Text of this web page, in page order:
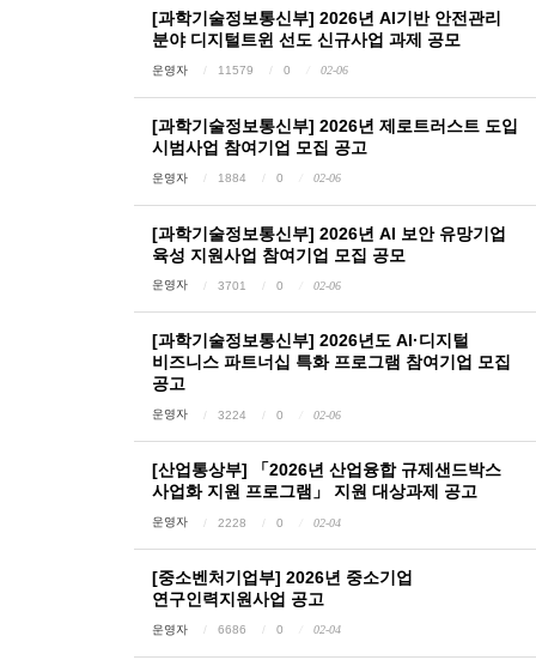
[과학기술정보통신부] 2026년 AI기반 안전관리
분야 디지털트윈 선도 신규사업 과제 공모
운영자 11579 0 02-06
[과학기술정보통신부] 2026년 제로트러스트 도입
시범사업 참여기업 모집 공고
운영자 1884 0 02-06
[과학기술정보통신부] 2026년 AI 보안 유망기업
육성 지원사업 참여기업 모집 공모
운영자 3701 0 02-06
[과학기술정보통신부] 2026년도 AI·디지털
비즈니스 파트너십 특화 프로그램 참여기업 모집
공고
운영자 3224 0 02-06
[산업통상부] 「2026년 산업융합 규제샌드박스
사업화 지원 프로그램」 지원 대상과제 공고
운영자 2228 0 02-04
[중소벤처기업부] 2026년 중소기업
연구인력지원사업 공고
운영자 6686 0 02-04